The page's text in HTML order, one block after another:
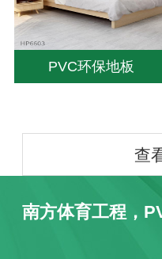
PVC环保地板
查
南方体育工程，